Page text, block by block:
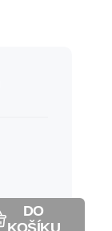
DO
KOŠÍKU